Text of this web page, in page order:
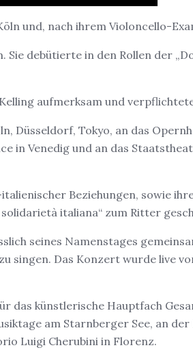
und, nach ihrem Violoncello-
debütierte in den Rollen der
aufmerksam und
Tokyo, an das
in Venedig und an das
Beziehungen, sowie
italiana“ zum Ritter
seines Namenstages
Das Konzert wurde live
künstlerische Hauptfach
am Starnberger See, an
Luigi Cherubini in Florenz.